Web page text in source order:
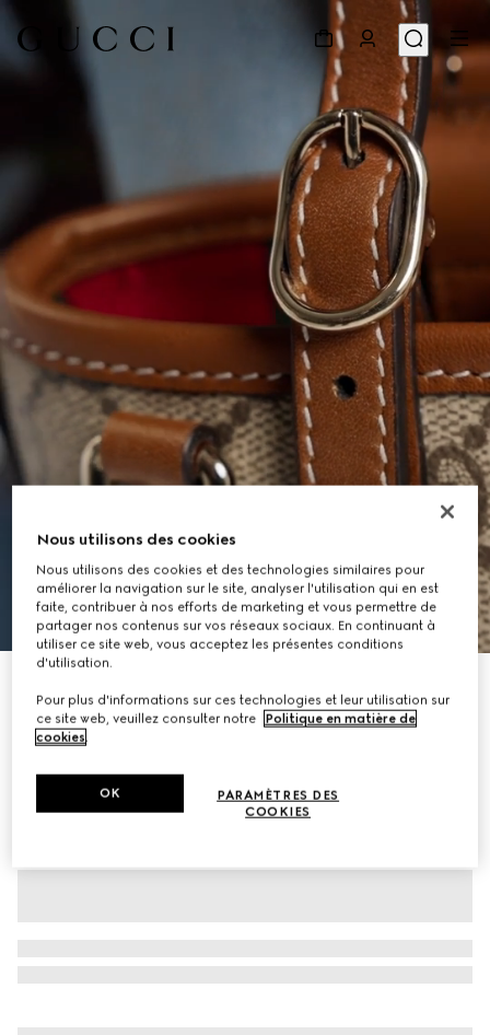
Sac GG Emblem mini format
CHF 950
Déclinaisons
Nous utilisons des cookies
Nous utilisons des cookies et des technologies similaires pour
améliorer la navigation sur le site, analyser l'utilisation qui en est
faite, contribuer à nos efforts de marketing et vous permettre de
partager nos contenus sur vos réseaux sociaux. En continuant à
utiliser ce site web, vous acceptez les présentes conditions
d'utilisation.
Pour plus d'informations sur ces technologies et leur utilisation sur
ce site web, veuillez consulter notre
Politique en matière de
cookies.
PARAMÈTRES DES
COOKIES
OK